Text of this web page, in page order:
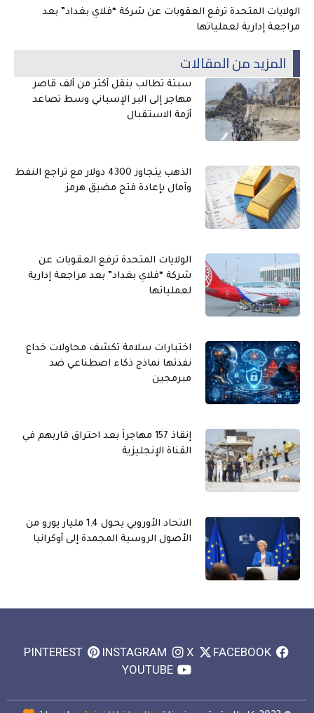
الولايات المتحدة ترفع العقوبات عن شركة “فلاي بغداد” بعد
مراجعة إدارية لعملياتها
المزيد من المقالات
سبتة تطالب بنقل أكثر من ألف قاصر
مهاجر إلى البر الإسباني وسط تصاعد
أزمة الاستقبال
الذهب يتجاوز 4300 دولار مع تراجع النفط
وآمال بإعادة فتح مضيق هرمز
الولايات المتحدة ترفع العقوبات عن
شركة “فلاي بغداد” بعد مراجعة إدارية
لعملياتها
اختبارات سلامة تكشف محاولات خداع
نفذتها نماذج ذكاء اصطناعي ضد
مبرمجين
إنقاذ 157 مهاجراً بعد احتراق قاربهم في
القناة الإنجليزية
الاتحاد الأوروبي يحول 1.4 مليار يورو من
الأصول الروسية المجمدة إلى أوكرانيا
FACEBOOK
X
INSTAGRAM
PINTEREST
YOUTUBE